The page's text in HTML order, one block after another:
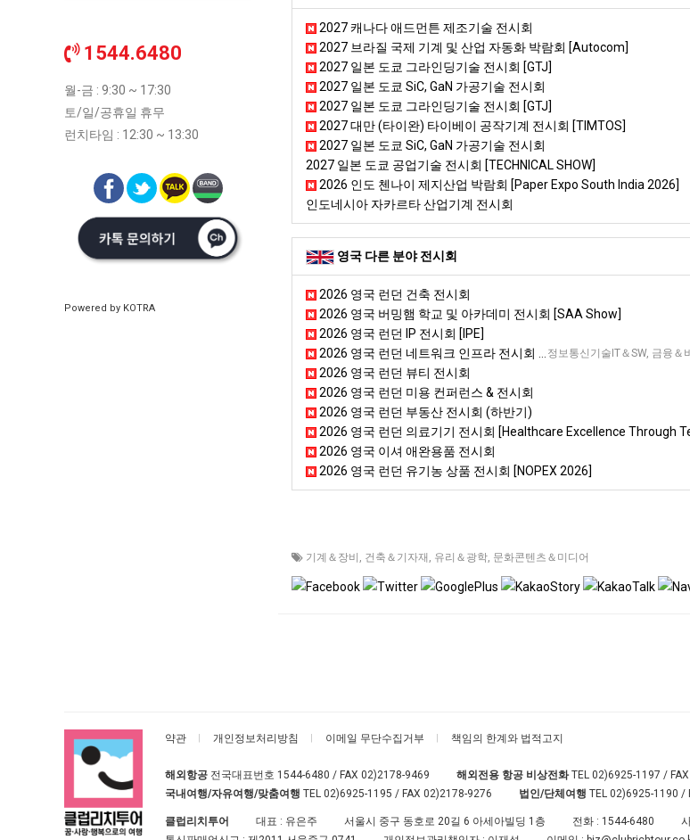
2027 캐나다 애드먼튼 제조기술 전시회
2027 브라질 국제 기계 및 산업 자동화 박람회 [Autocom]
2027 일본 도쿄 그라인딩기술 전시회 [GTJ]
2027 일본 도쿄 SiC, GaN 가공기술 전시회
2027 일본 도쿄 그라인딩기술 전시회 [GTJ]
2027 대만 (타이완) 타이베이 공작기계 전시회 [TIMTOS]
2027 일본 도쿄 SiC, GaN 가공기술 전시회
2027 일본 도쿄 공업기술 전시회 [TECHNICAL SHOW]
2026 인도 첸나이 제지산업 박람회 [Paper Expo South India 2026]
인도네시아 자카르타 산업기계 전시회
영국 다른 분야 전시회
2026 영국 런던 건축 전시회
2026 영국 버밍햄 학교 및 아카데미 전시회 [SAA Show]
2026 영국 런던 IP 전시회 [IPE]
정보통신기술IT＆SW, 금융
2026 영국 런던 네트워크 인프라 전시회 [Capacity Europe]
2026 영국 런던 뷰티 전시회
2026 영국 런던 미용 컨퍼런스 & 전시회
2026 영국 런던 부동산 전시회 (하반기)
2026 영국 런던 의료기기 전시회 [Healthcare Excellence Through
2026 영국 이셔 애완용품 전시회
2026 영국 런던 유기농 상품 전시회 [NOPEX 2026]
기계＆장비 , 건축＆기자재 , 유리＆광학, 문화콘텐츠＆미디어
1544.6480
월-금 : 9:30 ~ 17:30
토/일/공휴일 휴무
런치타임 : 12:30 ~ 13:30
Powered by KOTRA
약관 개인정보처리방침 이메일 무단수집거부 책임의 한계와 법적고지
해외항공전국대표번호 1544-6480 / FAX 02)2178-9469 해외전용 항공 비상전화TEL 02)6925-1197 /
국내여행/자유여행/맞춤여행 TEL 02)6925-1195 / FAX 02)2178-9276 법인/단체여행 TEL 02)6925-1190 /
클럽리치투어 대표 : 유은주 서울시 중구 동호로 20길 6 아세아빌딩 1층 전화 : 1544-6480